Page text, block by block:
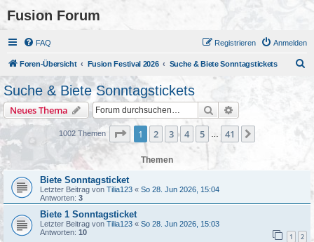
Fusion Forum
FAQ Anmelden
Registrieren
Foren-Übersicht Fusion Festival 2026 Suche & Biete Sonntagstickets
Suche & Biete Sonntagstickets
Neues Thema Suche
1002 Themen Seite 1von 41
1 2 3 4 5 41
Themen
Biete Sonntagsticket
Letzter Beitrag von Tilia123 « So 28. Jun 2026, 15:04
Antworten: 3
Biete 1 Sonntagsticket
Letzter Beitrag von Tilia123 « So 28. Jun 2026, 15:03
Antworten: 10 1 2